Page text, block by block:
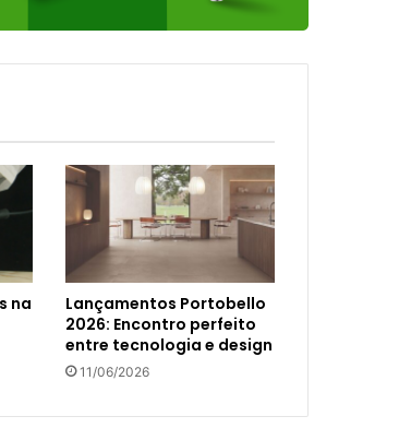
na
Lançamentos Portobello
2026: Encontro perfeito
entre tecnologia e design
11/06/2026